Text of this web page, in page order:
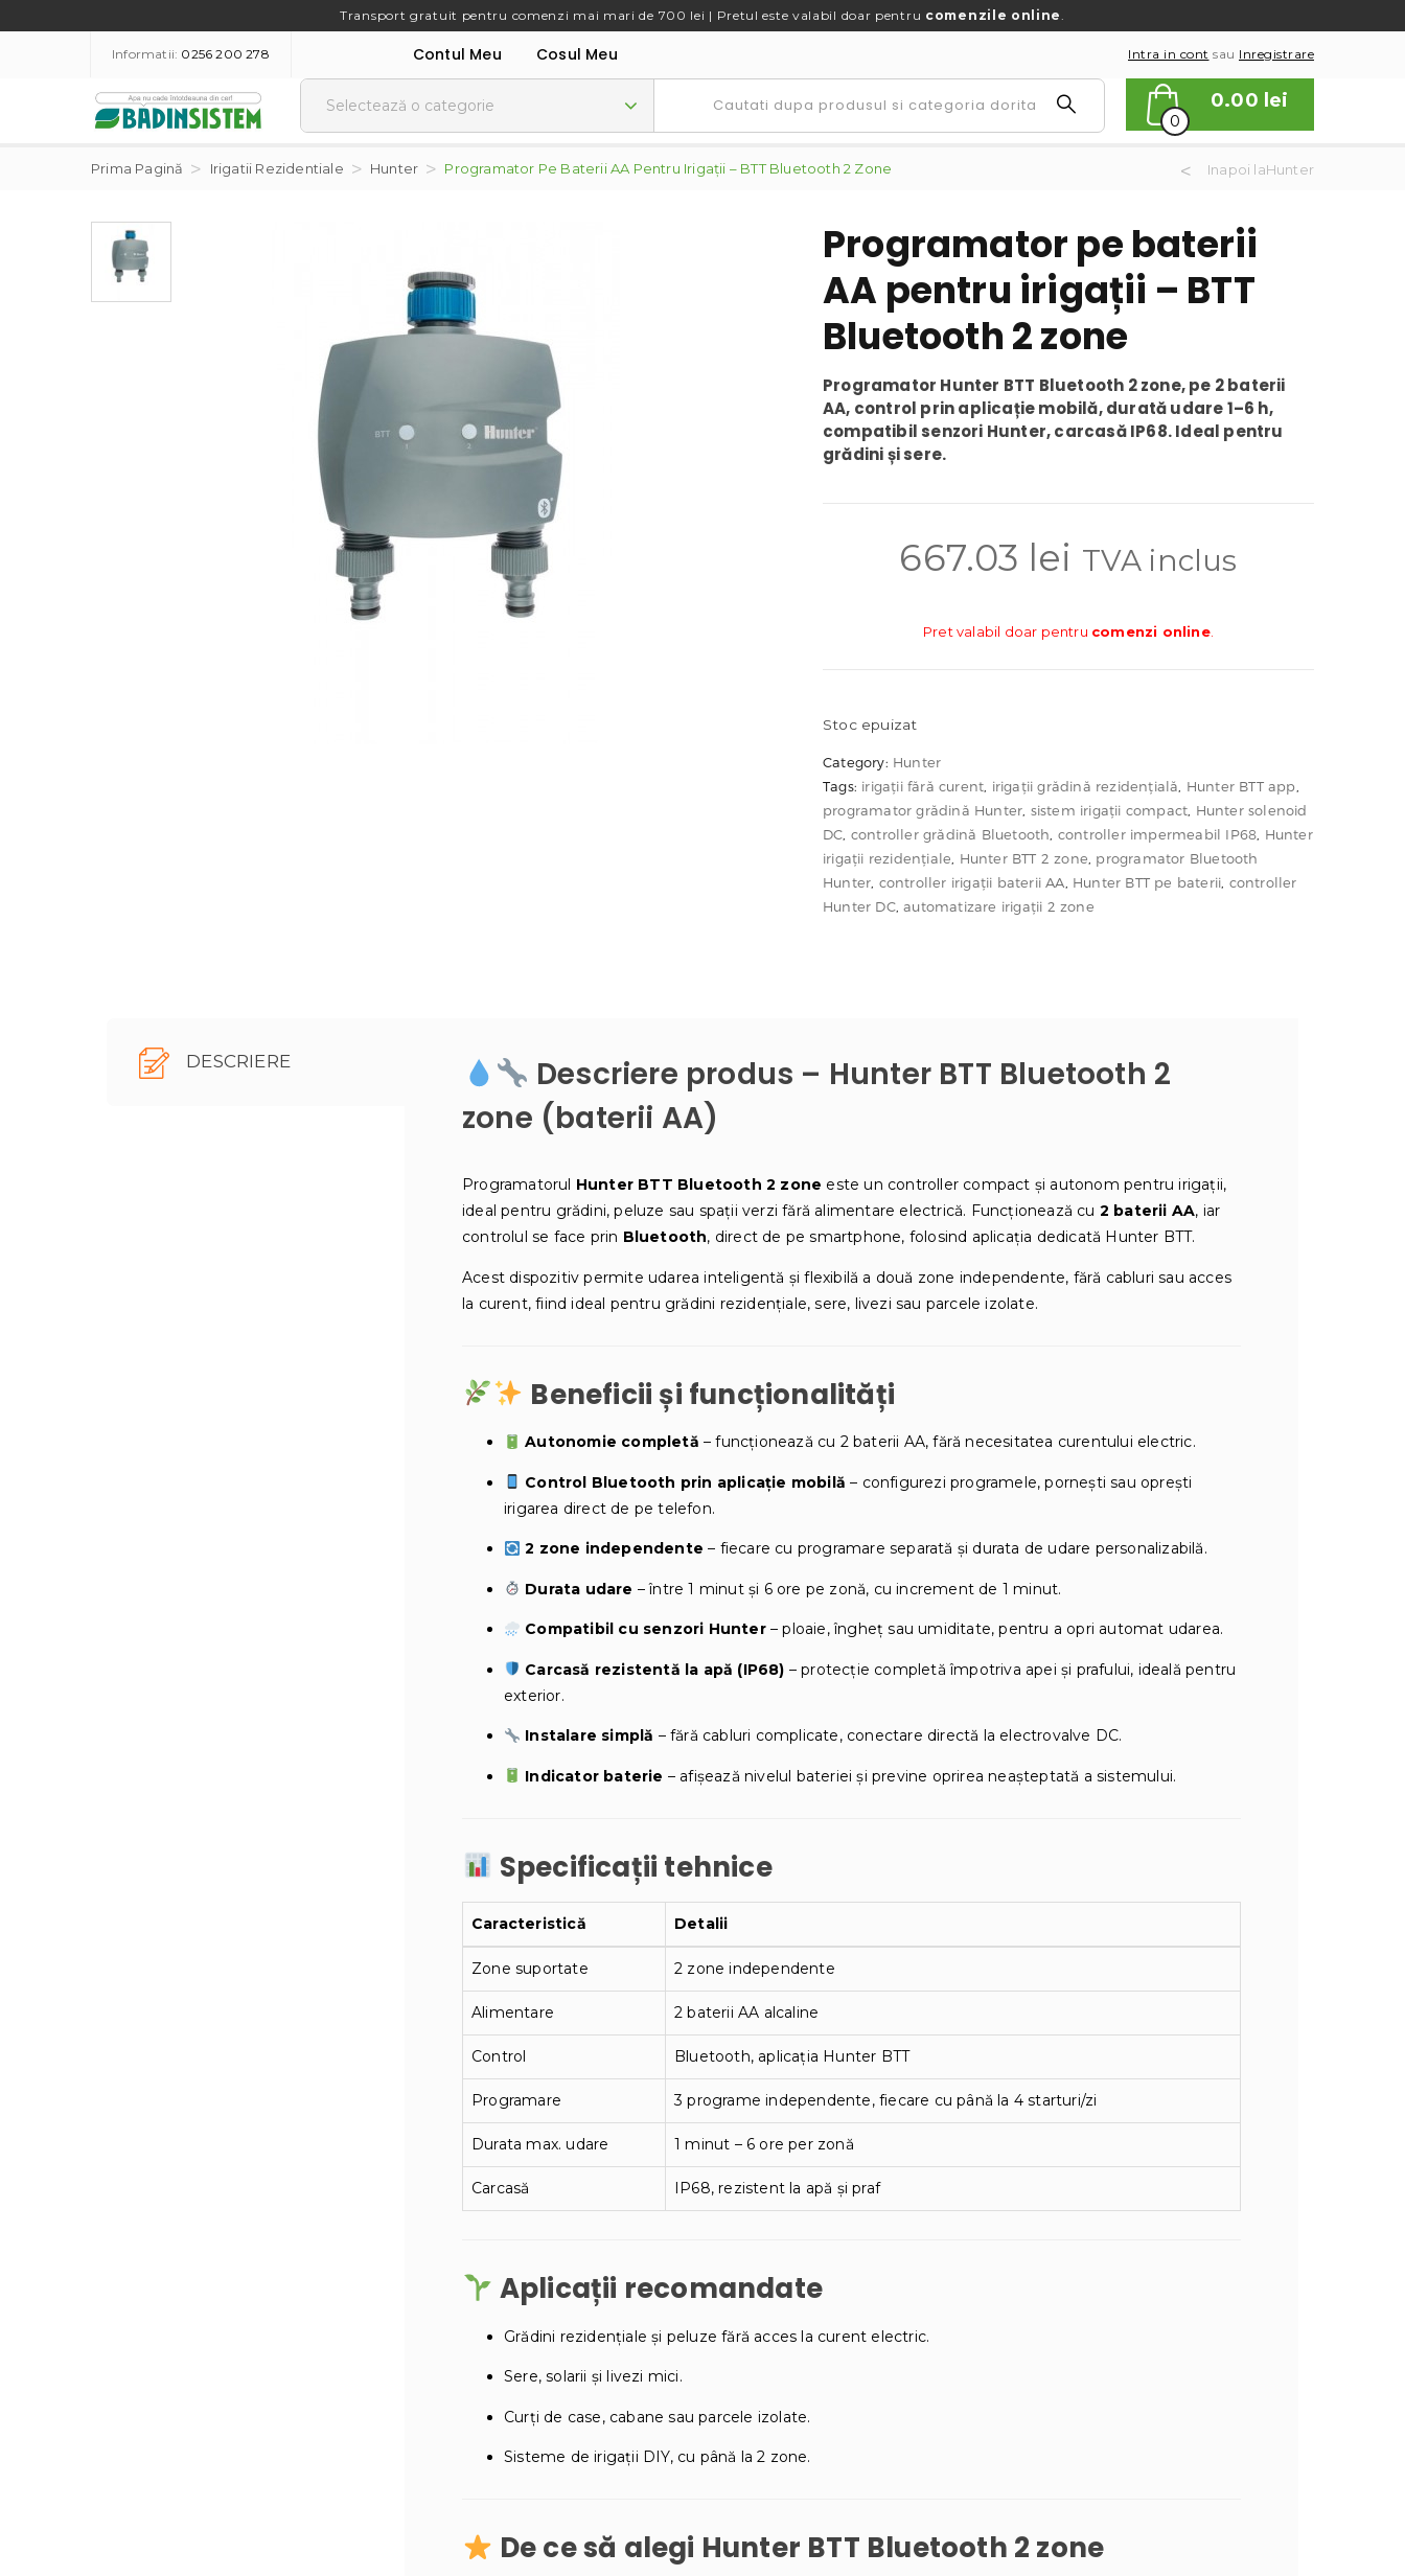
Transport gratuit pentru comenzi mai mari de 700 lei | Pretul este valabil doar pentru comenzile online.
Informatii: 0256 200 278 Contul Meu Cosul Meu Intra in cont sau Inregistrare
0
0.00 lei
Prima Pagină Irigatii Rezidentiale Hunter Programator Pe Baterii AA Pentru Irigații – BTT Bluetooth 2 Zone Inapoi laHunter
Programator pe baterii
AA pentru irigații – BTT
Bluetooth 2 zone
Programator Hunter BTT Bluetooth 2 zone, pe 2 baterii
AA, control prin aplicație mobilă, durată udare 1–6 h,
compatibil senzori Hunter, carcasă IP68. Ideal pentru
grădini și sere.
667.03 lei TVA inclus
Pret valabil doar pentru comenzi online.
Stoc epuizat
Category: Hunter
Tags: irigații fără curent, irigații grădină rezidențială, Hunter BTT app,
programator grădină Hunter, sistem irigații compact, Hunter solenoid
DC, controller grădină Bluetooth, controller impermeabil IP68, Hunter
irigații rezidențiale, Hunter BTT 2 zone, programator Bluetooth
Hunter, controller irigații baterii AA, Hunter BTT pe baterii, controller
Hunter DC,automatizare irigații 2 zone
DESCRIERE
Descriere produs – Hunter BTT Bluetooth 2
zone (baterii AA)
Programatorul Hunter BTT Bluetooth 2 zone este un controller compact și autonom pentru irigații,
ideal pentru grădini, peluze sau spații verzi fără alimentare electrică. Funcționează cu 2 baterii AA, iar
controlul se face prin Bluetooth, direct de pe smartphone, folosind aplicația dedicată Hunter BTT.
Acest dispozitiv permite udarea inteligentă și flexibilă a două zone independente, fără cabluri sau acces
la curent, fiind ideal pentru grădini rezidențiale, sere, livezi sau parcele izolate.
Beneficii și funcționalități
Autonomie completă – funcționează cu 2 baterii AA, fără necesitatea curentului electric.
Control Bluetooth prin aplicație mobilă – configurezi programele, pornești sau oprești
irigarea direct de pe telefon.
2 zone independente – fiecare cu programare separată și durata de udare personalizabilă.
Durata udare – între 1 minut și 6 ore pe zonă, cu increment de 1 minut.
Compatibil cu senzori Hunter– ploaie, îngheț sau umiditate, pentru a opri automat udarea.
Carcasă rezistentă la apă (IP68) – protecție completă împotriva apei și prafului, ideală pentru
exterior.
Instalare simplă – fără cabluri complicate, conectare directă la electrovalve DC.
Indicator baterie – afișează nivelul bateriei și previne oprirea neașteptată a sistemului.
Specificații tehnice
Caracteristică Detalii
Zone suportate 2 zone independente
Alimentare 2 baterii AA alcaline
Control Bluetooth, aplicația Hunter BTT
Programare 3 programe independente, fiecare cu până la 4 starturi/zi
Durata max. udare 1 minut – 6 ore per zonă
Carcasă IP68, rezistent la apă și praf
Aplicații recomandate
Grădini rezidențiale și peluze fără acces la curent electric.
Sere, solarii și livezi mici.
Curți de case, cabane sau parcele izolate.
Sisteme de irigații DIY, cu până la 2 zone.
De ce să alegi Hunter BTT Bluetooth 2 zone